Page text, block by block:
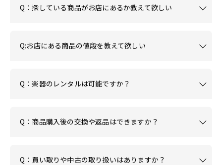
Q：探している商品がお店にあるか教えて欲しい
Q:お店にある商品の値段を教えて欲しい
Q：楽器のレンタルは可能ですか？
Q：商品購入後の交換や返品はできますか？
Q：買い取りや中古の取り扱いはありますか？